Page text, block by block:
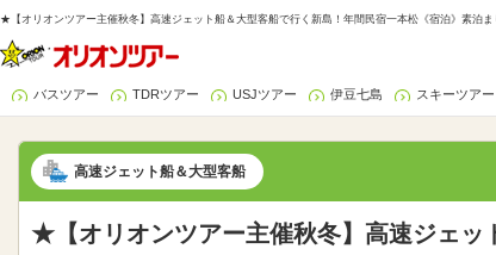
★【オリオンツアー主催秋冬】高速ジェット船＆大型客船で行く新島！年間民宿一本松《宿泊》素泊
バスツアー TDRツアー USJツアー 伊豆七島 スキーツアー
高速ジェット船＆大型客船
★【オリオンツアー主催秋冬】高速ジェッ